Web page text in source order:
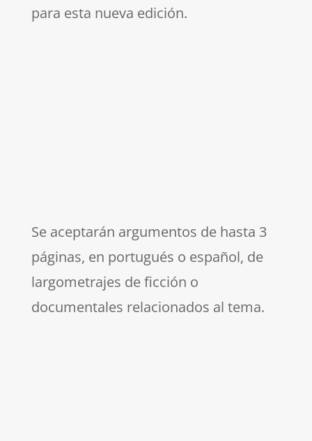
para esta nueva edición.
Se aceptarán argumentos de hasta 3
páginas, en portugués o español, de
largometrajes de ficción o
documentales relacionados al tema.